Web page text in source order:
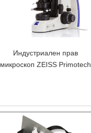
Индустриален прав
микроскоп ZEISS Primotech